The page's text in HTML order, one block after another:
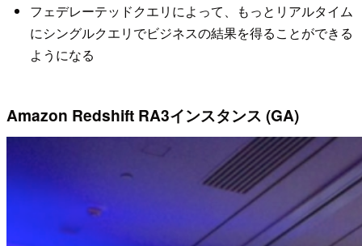
フェデレーテッドクエリによって、もっとリアルタイム
にシングルクエリでビジネスの結果を得ることができる
ようになる
Amazon Redshift RA3インスタンス (GA)